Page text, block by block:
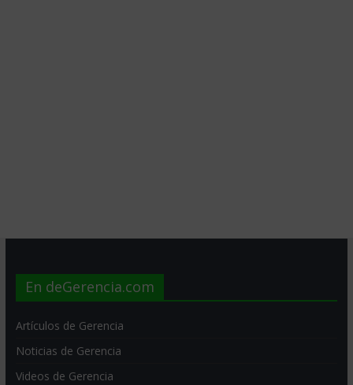
En deGerencia.com
Artículos de Gerencia
Noticias de Gerencia
Videos de Gerencia